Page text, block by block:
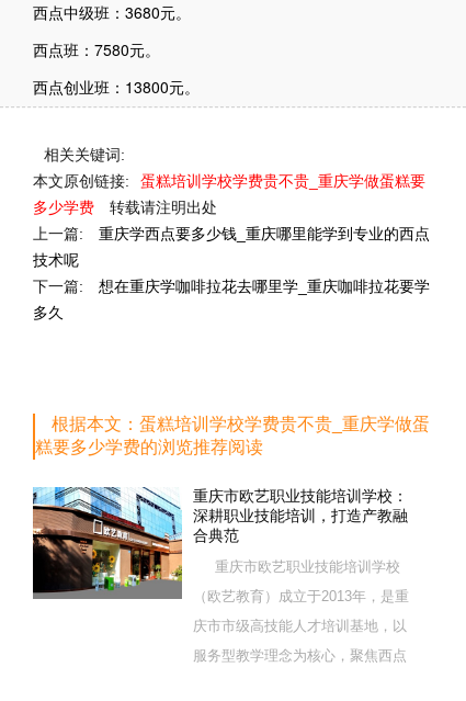
西点中级班：3680元。
西点班：7580元。
西点创业班：13800元。
相关关键词:
本文原创链接:
蛋糕培训学校学费贵不贵_重庆学做蛋糕要
多少学费
转载请注明出处
上一篇:
重庆学西点要多少钱_重庆哪里能学到专业的西点
技术呢
下一篇:
想在重庆学咖啡拉花去哪里学_重庆咖啡拉花要学
多久
根据本文：蛋糕培训学校学费贵不贵_重庆学做蛋
糕要多少学费的浏览推荐阅读
重庆市欧艺职业技能培训学校：
深耕职业技能培训，打造产教融
合典范
重庆市欧艺职业技能培训学校
（欧艺教育）成立于2013年，是重
庆市市级高技能人才培训基地，以
服务型教学理念为核心，聚焦西点